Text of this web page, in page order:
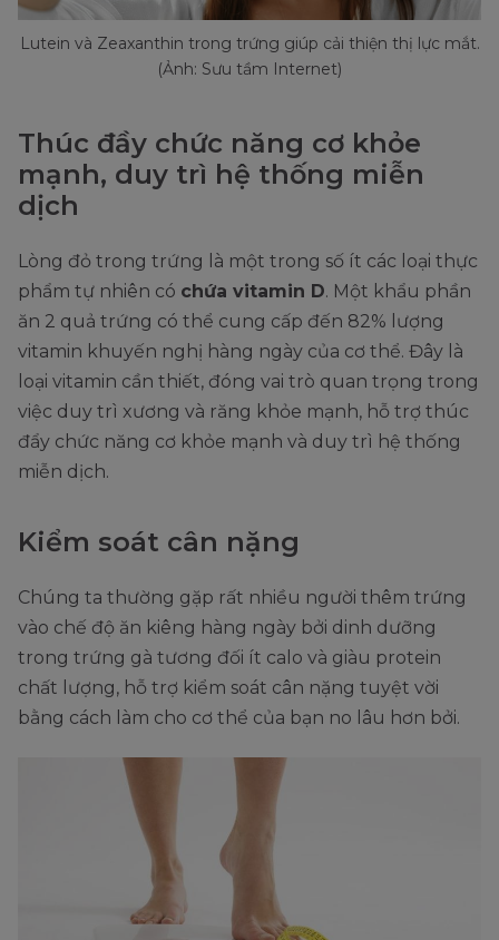
Lutein và Zeaxanthin trong trứng giúp cải thiện thị lực mắt.
(Ảnh: Sưu tầm Internet)
Thúc đầy chức năng cơ khỏe
mạnh, duy trì hệ thống miễn
dịch
Lòng đỏ trong trứng là một trong số ít các loại thực
phẩm tự nhiên có chứa vitamin D. Một khẩu phần
ăn 2 quả trứng có thể cung cấp đến 82% lượng
vitamin khuyến nghị hàng ngày của cơ thể. Đây là
loại vitamin cần thiết, đóng vai trò quan trọng trong
việc duy trì xương và răng khỏe mạnh, hỗ trợ thúc
đẩy chức năng cơ khỏe mạnh và duy trì hệ thống
miễn dịch.
Kiểm soát cân nặng
Chúng ta thường gặp rất nhiều người thêm trứng
vào chế độ ăn kiêng hàng ngày bởi dinh dưỡng
trong trứng gà tương đối ít calo và giàu protein
chất lượng, hỗ trợ kiểm soát cân nặng tuyệt vời
bằng cách làm cho cơ thể của bạn no lâu hơn bởi.